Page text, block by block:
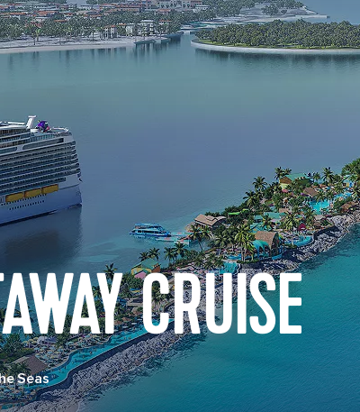
CRUISE
Seas